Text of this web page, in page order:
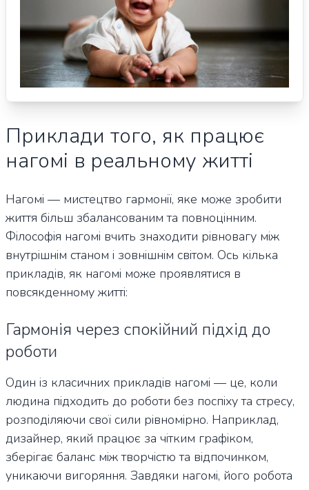
Приклади того, як працює
нагомі в реальному житті
Нагомі — мистецтво гармонії, яке може зробити
життя більш збалансованим та повноцінним.
Філософія нагомі вчить знаходити рівновагу між
внутрішнім станом і зовнішнім світом. Ось кілька
прикладів, як нагомі може проявлятися в
повсякденному житті:
Гармонія через спокійний підхід до
роботи
Один із класичних прикладів нагомі — це, коли
людина підходить до роботи без поспіху та стресу,
розподіляючи свої сили рівномірно. Наприклад,
дизайнер, який працює за чітким графіком,
зберігає баланс між творчістю та відпочинком,
уникаючи вигоряння. Завдяки нагомі, його робота